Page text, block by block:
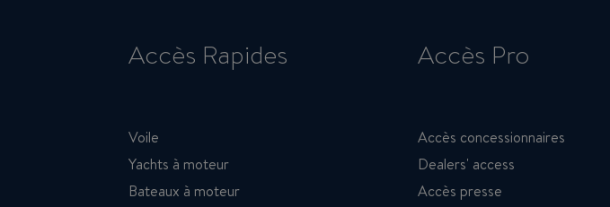
Accès Rapides
Voile
Yachts à moteur
Bateaux à moteur
Accès Pro
Accès concessionnaires
Dealers' access
Accès presse